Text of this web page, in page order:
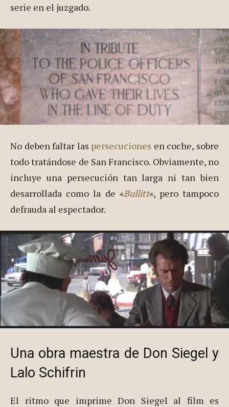
serie en el juzgado.
No deben faltar las persecuciones en coche, sobre
todo tratándose de San Francisco. Obviamente, no
incluye una persecución tan larga ni tan bien
desarrollada como la de «Bullitt«, pero tampoco
defrauda al espectador.
Una obra maestra de Don Siegel y
Lalo Schifrin
El ritmo que imprime Don Siegel al film es